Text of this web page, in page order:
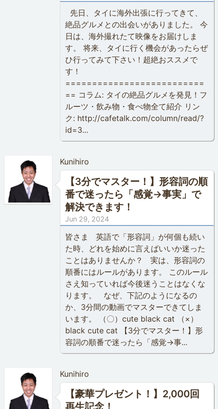
先日、タイに海外出張に行ってきて、
絶品グルメとの出会いがありました。 今
日は、海外撮れたて映像をお届けしま
す。 将来、タイに行く機会があったらぜ
ひ行ってみて下さい！超絶おススメで
す！
==========================
== コラム: タイの絶品グルメを発見！フ
ルーツ・飲み物・食べ物全て紹介 リン
ク: http://cafetalk.com/column/read/?
id=3...
Kunihiro
【3分でマスター！】形容詞の順
番で迷ったら「感覚→事実」で
解決できます！
Jun 29, 2024
皆さま 英語で「形容詞」が何個も続い
た時、どれを始めに言えばいいか迷った
ことはありませんか？ 実は、形容詞の
順番にはルールがあります。 このルール
さえ知っていれば今後迷うことはなくな
ります。 なぜ、下記のようになるの
か、3分間の動画でマスターできてしま
います。 （〇）cute black cat （×）
black cute cat 【3分でマスター！】形
容詞の順番で迷ったら「感覚→事...
Kunihiro
【豪華プレゼント！】2,000回
再生記念！